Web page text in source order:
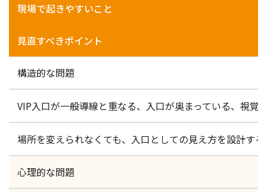
現場で起きやすいこと
見直すべきポイント
構造的な問題
VIP入口が一般導線と重なる、入口が奥まっている、視覚
場所を変えられなくても、入口としての見え方を設計する
心理的な問題